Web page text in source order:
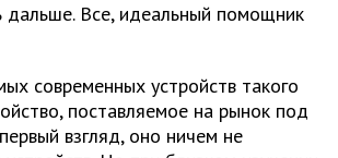
дальше. Все, идеальный помощник
современных устройств такого
поставляемое на рынок под
взгляд, оно ничем не